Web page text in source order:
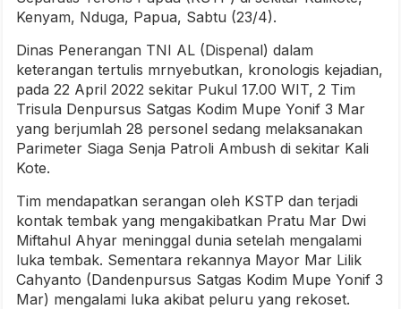
Kenyam, Nduga, Papua, Sabtu (23/4).
Dinas Penerangan TNI AL (Dispenal) dalam
keterangan tertulis mrnyebutkan, kronologis kejadian,
pada 22 April 2022 sekitar Pukul 17.00 WIT, 2 Tim
Trisula Denpursus Satgas Kodim Mupe Yonif 3 Mar
yang berjumlah 28 personel sedang melaksanakan
Parimeter Siaga Senja Patroli Ambush di sekitar Kali
Kote.
Tim mendapatkan serangan oleh KSTP dan terjadi
kontak tembak yang mengakibatkan Pratu Mar Dwi
Miftahul Ahyar meninggal dunia setelah mengalami
luka tembak. Sementara rekannya Mayor Mar Lilik
Cahyanto (Dandenpursus Satgas Kodim Mupe Yonif 3
Mar) mengalami luka akibat peluru yang rekoset.